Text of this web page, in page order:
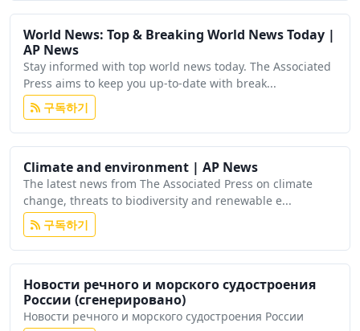
World News: Top & Breaking World News Today |
AP News
Stay informed with top world news today. The Associated
Press aims to keep you up-to-date with break...
구독하기
Climate and environment | AP News
The latest news from The Associated Press on climate
change, threats to biodiversity and renewable e...
구독하기
Новости речного и морского судостроения
России (сгенерировано)
Новости речного и морского судостроения России